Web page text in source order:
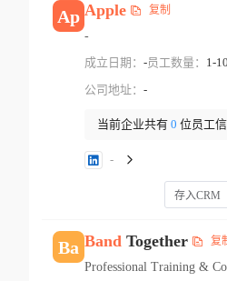
Ap Apple 复制
-
成立日期： -员工数量： 1-
公司地址： -
当前企业共有 0 位员工
-
存入CRM
Ba BandTogether 复
Professional Training &